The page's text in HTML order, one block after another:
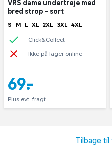
VRS dame undertrøje med
bred strop - sort
S M L XL 2XL 3XL 4XL
Click&Collect
Ikke på lager online
69,-
Plus evt. fragt
Tilbage til